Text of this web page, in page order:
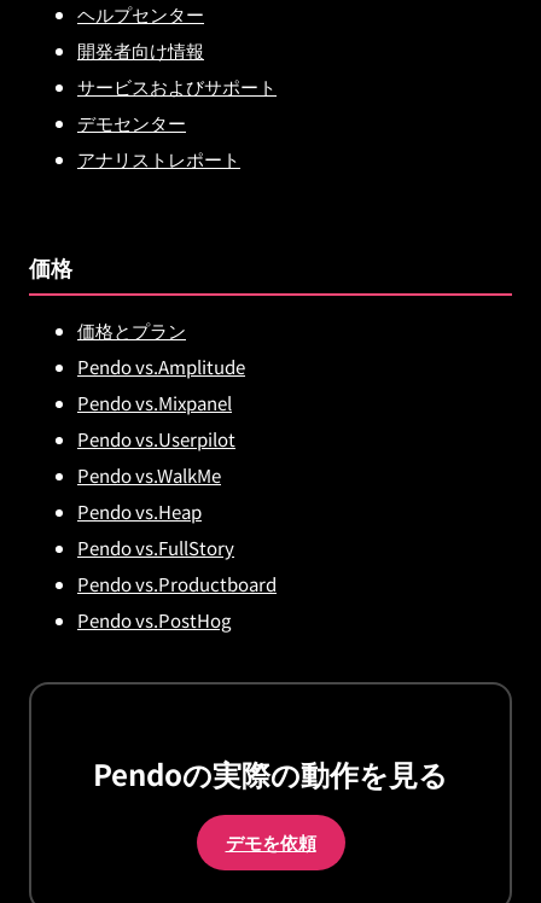
ヘルプセンター
開発者向け情報
サービスおよびサポート
デモセンター
アナリストレポート
価格
価格とプラン
Pendo vs.Amplitude
Pendo vs.Mixpanel
Pendo vs.Userpilot
Pendo vs.WalkMe
Pendo vs.Heap
Pendo vs.FullStory
Pendo vs.Productboard
Pendo vs.PostHog
Pendoの実際の動作を見る
デモを依頼